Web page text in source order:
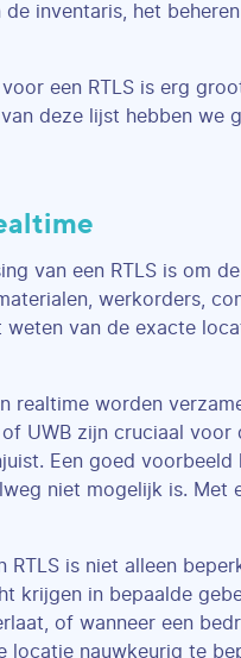
inventaris, het
een RTLS is erg
deze lijst hebben we
van een RTLS is om
werkorders,
weten van de exacte
realtime worden
of UWB zijn cruciaal
Een goed
niet mogelijk is. Met
RTLS is niet alleen
krijgen in bepaalde
of wanneer een
locatie nauwkeurig te